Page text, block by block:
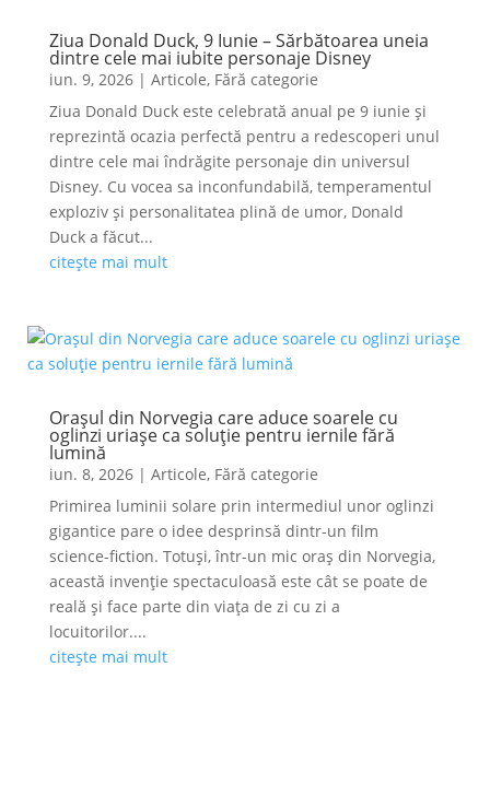
Ziua Donald Duck, 9 Iunie – Sărbătoarea uneia
dintre cele mai iubite personaje Disney
iun. 9, 2026| Articole, Fără categorie
Ziua Donald Duck este celebrată anual pe 9 iunie și
reprezintă ocazia perfectă pentru a redescoperi unul
dintre cele mai îndrăgite personaje din universul
Disney. Cu vocea sa inconfundabilă, temperamentul
exploziv și personalitatea plină de umor, Donald
Duck a făcut...
citește mai mult
Orașul din Norvegia care aduce soarele cu
oglinzi uriașe ca soluție pentru iernile fără
lumină
iun. 8, 2026| Articole, Fără categorie
Primirea luminii solare prin intermediul unor oglinzi
gigantice pare o idee desprinsă dintr-un film
science-fiction. Totuși, într-un mic oraș din Norvegia,
această invenție spectaculoasă este cât se poate de
reală și face parte din viața de zi cu zi a
locuitorilor....
citește mai mult